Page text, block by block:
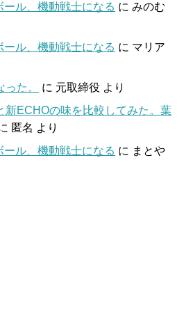
ル、機動戦士になる に みのむ
ル、機動戦士になる に マリア
た。
に 元取締役 より
新ECHOの味を比較してみた。葉
匿名 より
ル、機動戦士になる に まとや